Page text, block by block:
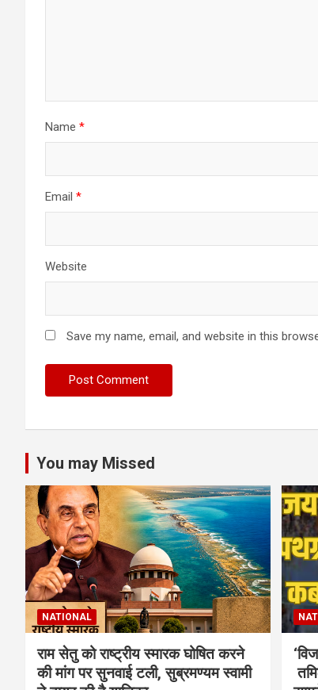
Name *
Email *
Website
Save my name, email, and website in this
You may Missed
NATIONAL
राम सेतु को राष्ट्रीय स्मारक घोषित करने
की मांग पर सुनवाई टली, सुब्रमण्यम स्वामी